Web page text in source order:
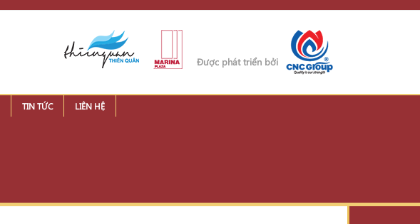
Được phát triển bởi
TIN TỨC LIÊN HỆ